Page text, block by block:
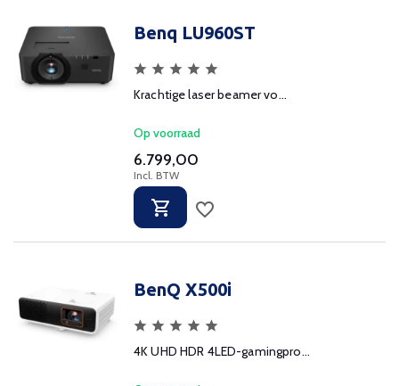
Benq LU960ST
Krachtige laser beamer vo...
Op voorraad
6.799,00
Incl. BTW
BenQ X500i
4K UHD HDR 4LED-gamingpro...